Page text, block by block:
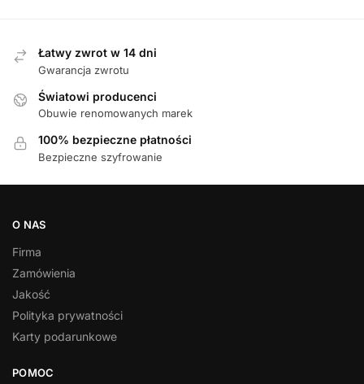
Łatwy zwrot w 14 dni
Gwarancja zwrotu
Światowi producenci
Obuwie renomowanych marek
100% bezpieczne płatności
Bezpieczne szyfrowanie
O NAS
Firma
Zamówienia
Jakość
Polityka prywatności
Karty podarunkowe
POMOC